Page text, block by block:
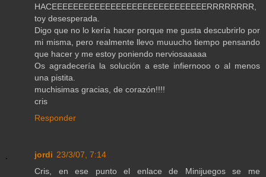
HACEEEEEEEEEEEEEEEEEEEEEEEEEEEEERRRRRRRR,
toy desesperada.
Digo que no lo kería hacer porque me gusta descubrirlo por
mi misma, pero realmente llevo muuucho tiempo pensando
que hacer y me estoy poniendo nerviosaaaaa
Os agradecería la solución a este infiernooo o al menos
una pistita.
muchisimas gracias, de corazón!!!!
cris
Responder
jordi 23/3/07, 7:14
Cris, en ese punto el enlace de Minijuegos se me